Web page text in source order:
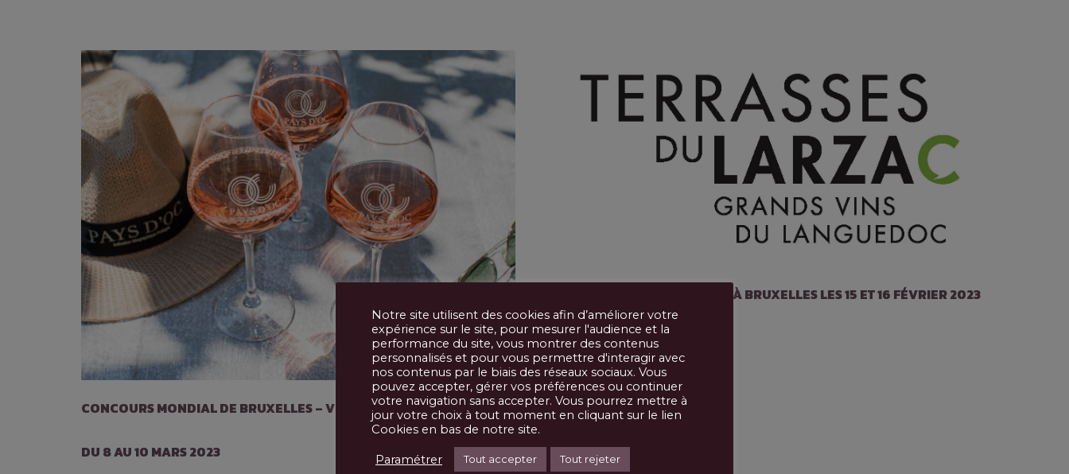
CONCOURS MONDIAL DE BRUXELLES – VINS ROSÉS – À MONTPELLIER
DU 8 AU 10 MARS 2023
AOP TERRASSES DU LARZAC À BRUXELLES LES 15 ET 16 FÉVRIER 2023
Notre site utilisent des cookies afin d’améliorer votre
expérience sur le site, pour mesurer l'audience et la
performance du site, vous montrer des contenus
personnalisés et pour vous permettre d'interagir avec
nos contenus par le biais des réseaux sociaux. Vous
pouvez accepter, gérer vos préférences ou continuer
votre navigation sans accepter. Vous pourrez mettre à
jour votre choix à tout moment en cliquant sur le lien
Cookies en bas de notre site.
Paramétrer Tout accepter Tout rejeter